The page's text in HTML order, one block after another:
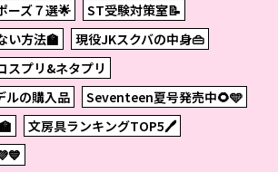
ーズ７選🌟
ST受験対策室📝
い方法🏫
現役JKスクバの中身👜
スプリ&ネタプリ
ルの購入品
Seventeen夏号発売中🌻🩵
文房具ランキングTOP5🖊